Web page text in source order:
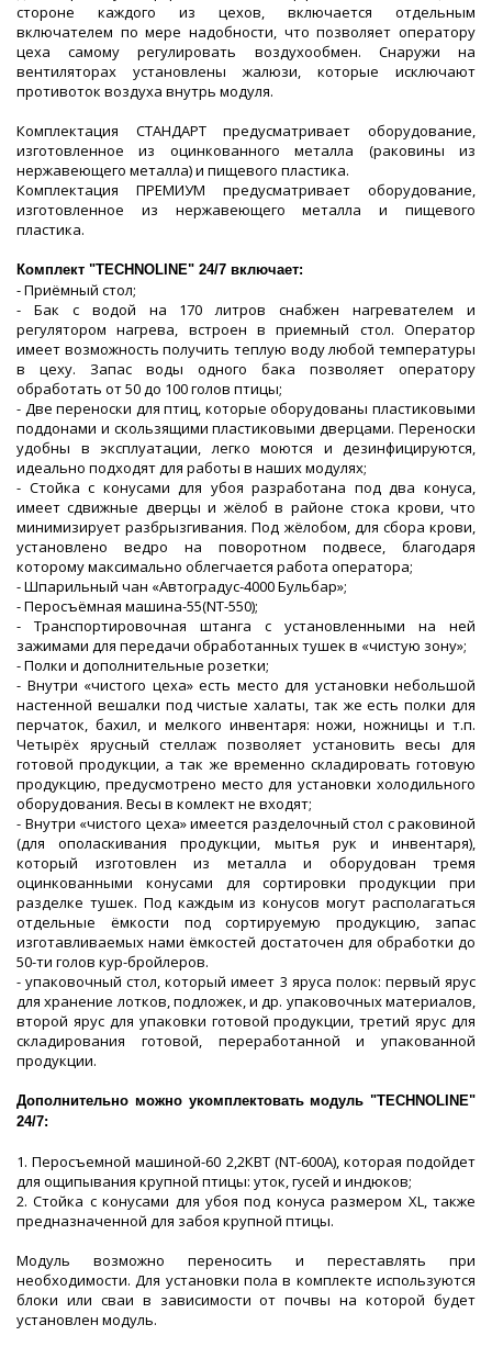
стороне каждого из цехов, включается отдельным
включателем по мере надобности, что позволяет оператору
цеха самому регулировать воздухообмен. Снаружи на
вентиляторах установлены жалюзи, которые исключают
противоток воздуха внутрь модуля.
Комплектация СТАНДАРТ предусматривает оборудование,
изготовленное из оцинкованного металла (раковины из
нержавеющего металла) и пищевого пластика.
Комплектация ПРЕМИУМ предусматривает оборудование,
изготовленное из нержавеющего металла и пищевого
пластика.
Комплект "TECHNOLINE" 24/7 включает:
- Приёмный стол;
- Бак с водой на 170 литров снабжен нагревателем и
регулятором нагрева, встроен в приемный стол. Оператор
имеет возможность получить теплую воду любой температуры
в цеху. Запас воды одного бака позволяет оператору
обработать от 50 до 100 голов птицы;
- Две переноски для птиц, которые оборудованы пластиковыми
поддонами и скользящими пластиковыми дверцами. Переноски
удобны в эксплуатации, легко моются и дезинфицируются,
идеально подходят для работы в наших модулях;
- Стойка с конусами для убоя разработана под два конуса,
имеет сдвижные дверцы и жёлоб в районе стока крови, что
минимизирует разбрызгивания. Под жёлобом, для сбора крови,
установлено ведро на поворотном подвесе, благодаря
которому максимально облегчается работа оператора;
- Шпарильный чан «Автоградус-4000 Бульбар»;
- Перосъёмная машина-55(NT-550);
- Транспортировочная штанга с установленными на ней
зажимами для передачи обработанных тушек в «чистую зону»;
- Полки и дополнительные розетки;
- Внутри «чистого цеха» есть место для установки небольшой
настенной вешалки под чистые халаты, так же есть полки для
перчаток, бахил, и мелкого инвентаря: ножи, ножницы и т.п.
Четырёх ярусный стеллаж позволяет установить весы для
готовой продукции, а так же временно складировать готовую
продукцию, предусмотрено место для установки холодильного
оборудования. Весы в комлект не входят;
- Внутри «чистого цеха» имеется разделочный стол с раковиной
(для ополаскивания продукции, мытья рук и инвентаря),
который изготовлен из металла и оборудован тремя
оцинкованными конусами для сортировки продукции при
разделке тушек. Под каждым из конусов могут располагаться
отдельные ёмкости под сортируемую продукцию, запас
изготавливаемых нами ёмкостей достаточен для обработки до
50-ти голов кур-бройлеров.
- упаковочный стол, который имеет 3 яруса полок: первый ярус
для хранение лотков, подложек, и др. упаковочных материалов,
второй ярус для упаковки готовой продукции, третий ярус для
складирования готовой, переработанной и упакованной
продукции.
Дополнительно можно укомплектовать модуль "TECHNOLINE"
24/7:
1. Перосъемной машиной-60 2,2КВТ (NT-600A), которая подойдет
для ощипывания крупной птицы: уток, гусей и индюков;
2. Стойка с конусами для убоя под конуса размером XL, также
предназначенной для забоя крупной птицы.
Модуль возможно переносить и переставлять при
необходимости. Для установки пола в комплекте используются
блоки или сваи в зависимости от почвы на которой будет
установлен модуль.